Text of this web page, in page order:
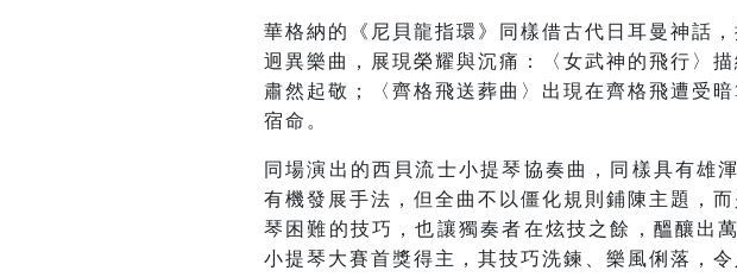
華格納的《尼貝龍指環》同樣借古代日耳曼神話
迥異樂曲，展現榮耀與沉痛：〈女武神的飛行〉
肅然起敬；〈齊格飛送葬曲〉出現在齊格飛遭受
宿命。
同場演出的西貝流士小提琴協奏曲，同樣具有雄
有機發展手法，但全曲不以僵化規則鋪陳主題，
琴困難的技巧，也讓獨奏者在炫技之餘，醞釀出
小提琴大賽首獎得主，其技巧洗鍊、樂風俐落，